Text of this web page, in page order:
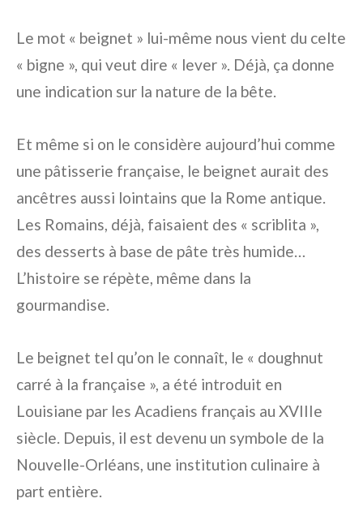
Le mot « beignet » lui-même nous vient du celte
« bigne », qui veut dire « lever ». Déjà, ça donne
une indication sur la nature de la bête.
Et même si on le considère aujourd’hui comme
une pâtisserie française, le beignet aurait des
ancêtres aussi lointains que la Rome antique.
Les Romains, déjà, faisaient des « scriblita »,
des desserts à base de pâte très humide…
L’histoire se répète, même dans la
gourmandise.
Le beignet tel qu’on le connaît, le « doughnut
carré à la française », a été introduit en
Louisiane par les Acadiens français au XVIIIe
siècle. Depuis, il est devenu un symbole de la
Nouvelle-Orléans, une institution culinaire à
part entière.